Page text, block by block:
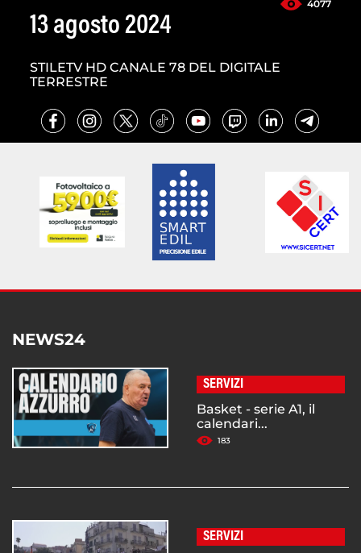
4077
13 agosto 2024
STILETV HD CANALE 78 DEL DIGITALE
TERRESTRE
NEWS24
SERVIZI
Basket - serie A1, il
calendari...
183
SERVIZI